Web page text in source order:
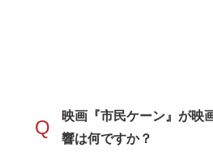
Q
映画『市民ケーン』が映
響は何ですか？